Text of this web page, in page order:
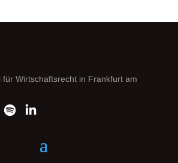
für Wirtschaftsrecht in Frankfurt am